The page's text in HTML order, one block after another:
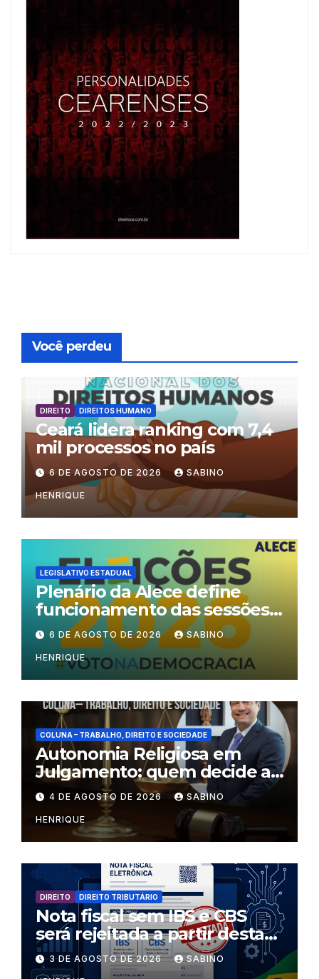
Você perdeu
DIREITO DIREITOS HUMANO
Ceará lidera ranking com 7,4
mil processos no país
6 DE AGOSTO DE 2026 SABINO
HENRIQUE
LEGISLATIVO ESTADUAL
Plenário da Alece define
funcionamento das sessões
durante o período eleitoral
6 DE AGOSTO DE 2026 SABINO
HENRIQUE
COLUNA – TRABALHO, DIREITO E SOCIEDADE
Autonomia Religiosa em
Julgamento: quem decide as
regras dentro dos templos?
4 DE AGOSTO DE 2026 SABINO
HENRIQUE
DIREITO DIREITO TRIBUTÁRIO
Nota fiscal sem IBS e CBS
será rejeitada a partir desta
segunda-feira
3 DE AGOSTO DE 2026 SABINO